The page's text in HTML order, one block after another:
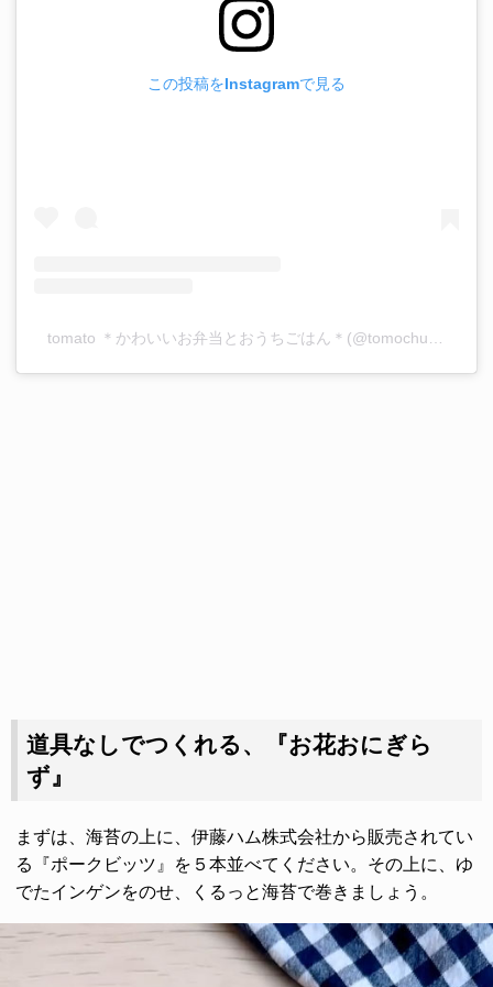
この投稿をInstagramで見る
道具なしでつくれる、『お花おにぎら
ず』
まずは、海苔の上に、伊藤ハム株式会社から販売されてい
る『ポークビッツ』を５本並べてください。その上に、ゆ
でたインゲンをのせ、くるっと海苔で巻きましょう。